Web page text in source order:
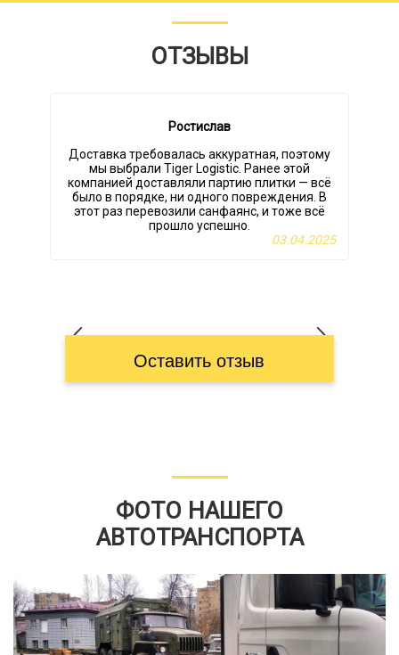
ОТЗЫВЫ
Ростислав
Доставка требовалась аккуратная, поэтому
мы выбрали Tiger Logistic. Ранее этой
компанией доставляли партию плитки — всё
было в порядке, ни одного повреждения. В
этот раз перевозили санфаянс, и тоже всё
прошло успешно.
03.04.2025
Оставить отзыв
ФОТО НАШЕГО
АВТОТРАНСПОРТА